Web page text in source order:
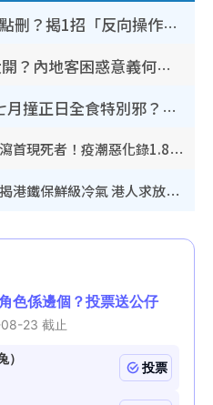
WhatsApp預設貼圖點刪？揭1招「反向操作」還原簡潔介面 附3步實測教學
香港山邊鐵閘邊門大開？內地客困惑意義何在！網民神回覆：呢種叫法理性防禦
鬼門開2026｜農曆七月撞正日全食特別邪？專家警告切忌做一事！揭4大禁忌+2招保平安
奪命寄生蟲｜食生菜狂瀉首現死者！疫潮惡化錄1.8萬宗病例 揭洗菜3大謬誤
內地客歎港人唔識老！揭港鐵保鮮級冷氣 港人求放過：咪投訴